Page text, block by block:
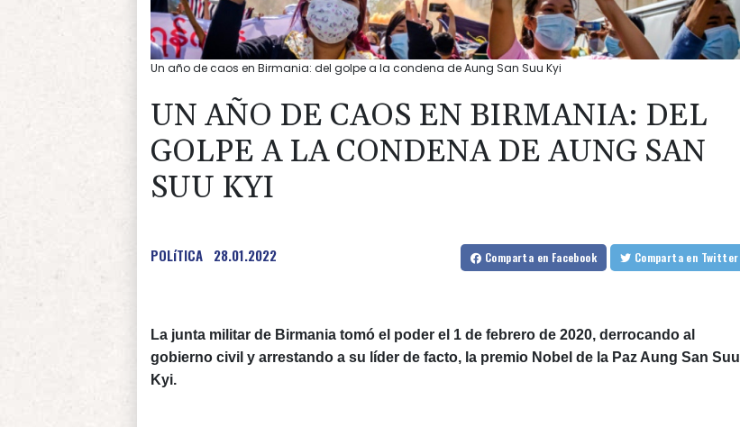
Un año de caos en Birmania: del golpe a la condena de Aung San Suu Kyi
UN AÑO DE CAOS EN BIRMANIA: DEL
GOLPE A LA CONDENA DE AUNG SAN
SUU KYI
POLíTICA 28.01.2022 Comparta en Facebook Comparta en Twitter
La junta militar de Birmania tomó el poder el 1 de febrero de 2020, derrocando al
gobierno civil y arrestando a su líder de facto, la premio Nobel de la Paz Aung San Suu
Kyi.